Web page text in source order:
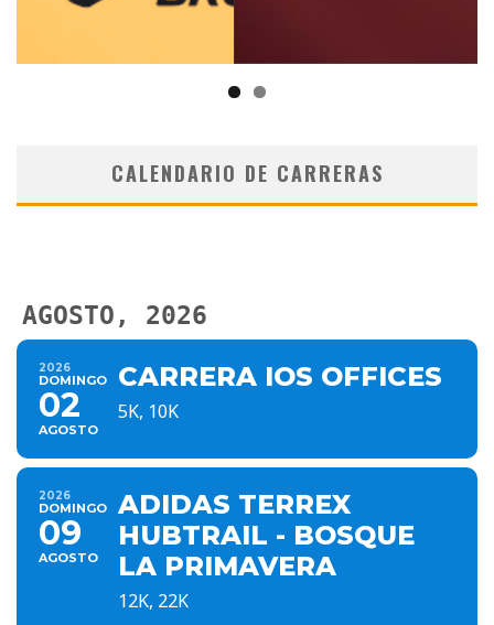
CALENDARIO DE CARRERAS
AGOSTO, 2026
2026
DOMINGO
02
AGOSTO
CARRERA IOS OFFICES
5K, 10K
2026
DOMINGO
09
AGOSTO
ADIDAS TERREX
HUBTRAIL - BOSQUE
LA PRIMAVERA
12K, 22K